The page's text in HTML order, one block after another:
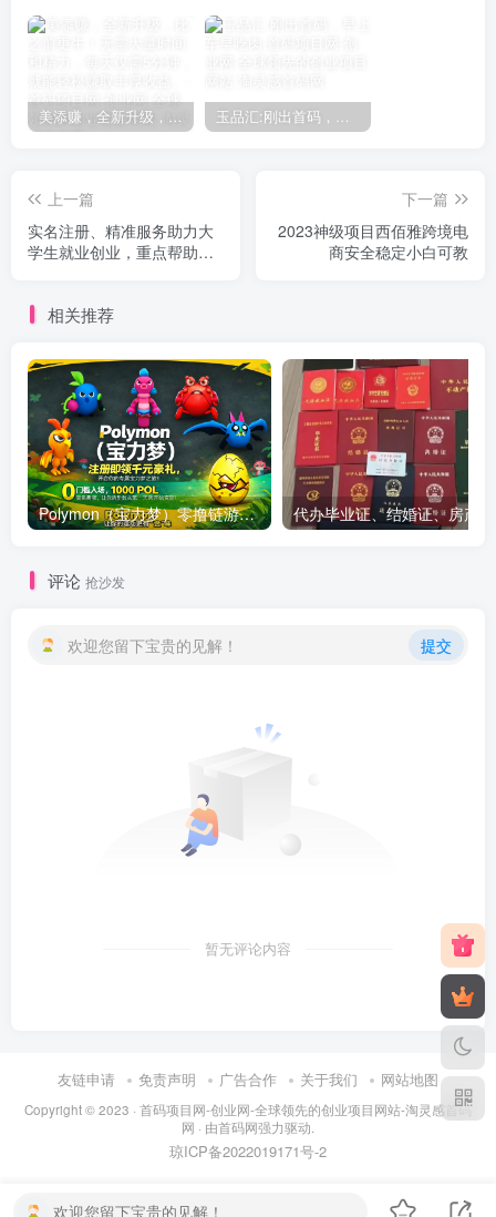
美添赚，全新升级，比之前更牛！无需大量时间和精力，每天仅需5分钟，就能轻松赚取丰厚收益。 玉品汇:刚出首码，早上车早吃肉
上一篇
实名注册、精准服务助力大
学生就业创业，重点帮助贫
下一篇
2023神级项目西佰雅跨境电
商安全稳定小白可教
相关推荐
Polymon（宝力梦）零撸链游天花板，稳定收益，轻松变现，今日全球首发！
评论 抢沙发
欢迎您留下宝贵的见解！ 提交
暂无评论内容
友链申请 免责声明 广告合作 关于我们 网站地图
Copyright © 2023 · 首码项目网-创业网-全球领先的创业项目网站-淘灵感首码
网 · 由首码网强力驱动.
琼ICP备2022019171号-2
欢迎您留下宝贵的见解！